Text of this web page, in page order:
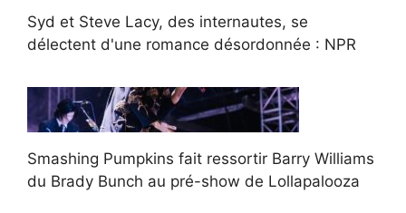
Syd et Steve Lacy, des internautes, se
délectent d'une romance désordonnée : NPR
Smashing Pumpkins fait ressortir Barry Williams
du Brady Bunch au pré-show de Lollapalooza